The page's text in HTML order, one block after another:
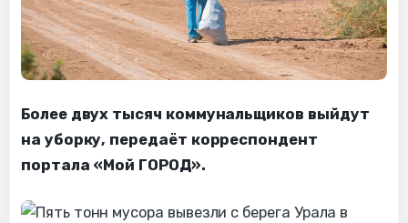
Более двух тысяч коммунальщиков выйдут
на уборку, передаёт корреспондент
портала «Мой ГОРОД».